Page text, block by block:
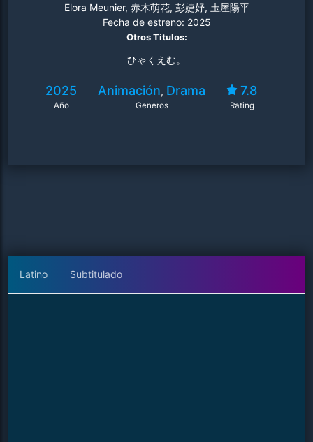
Elora Meunier, 赤木萌花, 彭婕妤, 圡屋陽平
Fecha de estreno: 2025
Otros Titulos:
ひゃくえむ。
2025
Año
Animación, Drama
Generos
7.8
Rating
Latino Subtitulado